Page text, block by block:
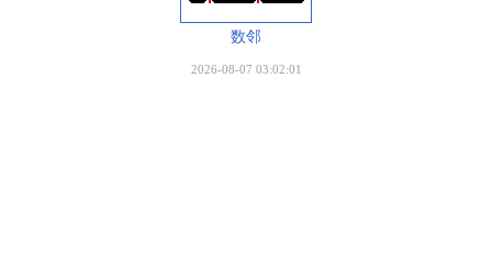
数邻
2026-08-07 03:02:01